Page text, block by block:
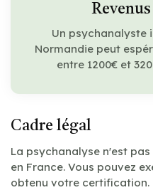
Un psychanalyste
Normandie peut
entre 1200€ et
Cadre légal
La psychanalyse n'est
en France. Vous pouvez
obtenu votre certification.